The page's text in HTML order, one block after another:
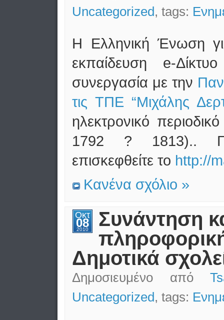
Uncategorized, tags:
Η Ελληνική Ένωση
εκπαίδευση e-
συνεργασία με την
τις ΤΠΕ “Μιχάλης
ηλεκτρονικό
1792 ? 1813)..
επισκεφθείτε το http://
Κανένα σχόλιο »
Οκτ
08
2010
Συνάντηση
Δημοτικά
Δημοσιευμένο από
Uncategorized, tags: